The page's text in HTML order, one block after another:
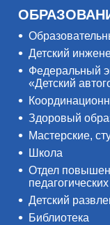
Детский
Федеральный
«Детский
Здоровый
Мастерские,
Школа
Отдел
Детский
Библиотека